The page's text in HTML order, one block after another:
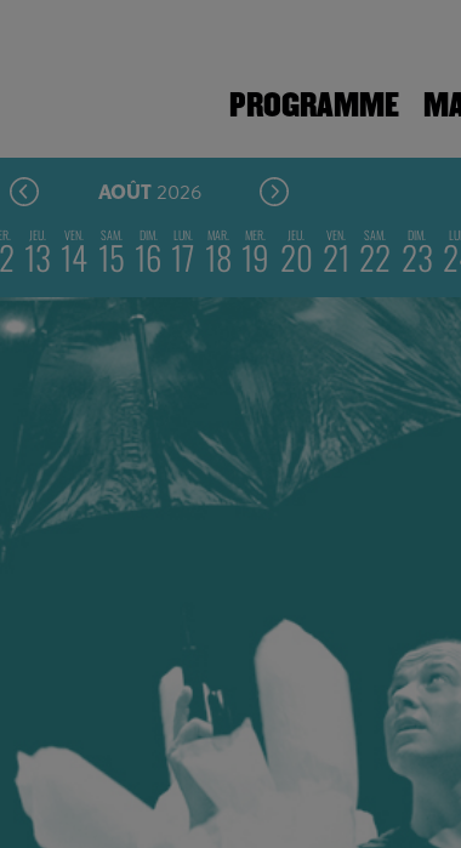
PROGRAMME
AOÛT 2026
JEU.
13 VEN.
14 SAM.
15 DIM.
16 LUN.
17 MAR.
18 MER.
19 JEU.
20 VEN.
21 SAM.
22 DIM.
23